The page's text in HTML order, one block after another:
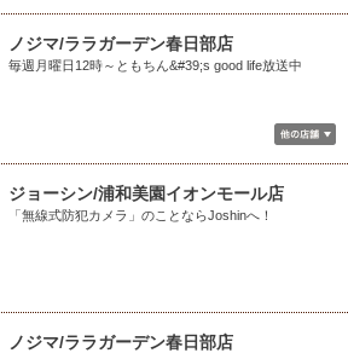
ノジマ/ララガーデン春日部店
毎週月曜日12時～ともちん&#39;s good life放送中
ジョーシン/浦和美園イオンモール店
「無線式防犯カメラ」のことならJoshinへ！
ノジマ/ララガーデン春日部店